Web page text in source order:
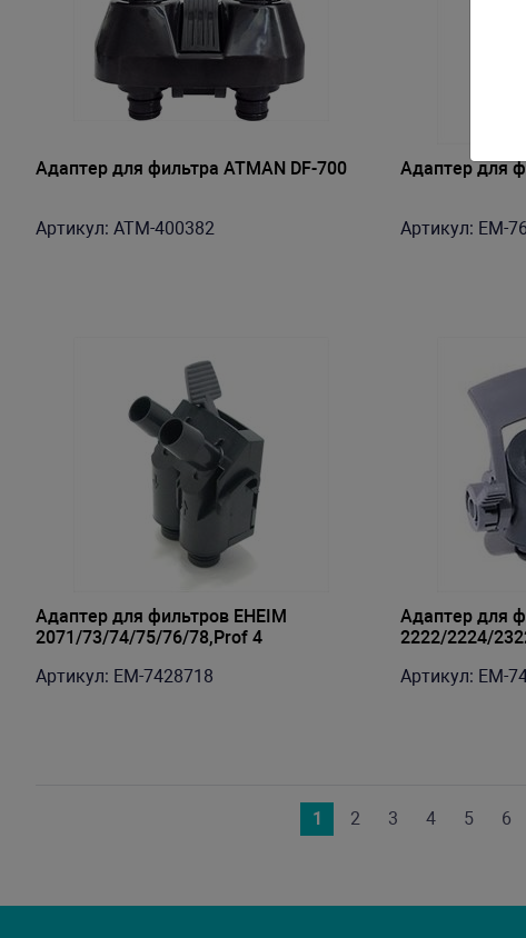
Адаптер для фильтра ATMAN DF-700
Артикул: ATM-400382
Адаптер для
Артикул: EM-
Адаптер для фильтров EHEIM
2071/73/74/75/76/78,Prof 4
Артикул: EM-7428718
Адаптер для
2222/2224/
Артикул: EM-
1 2 3 4 5 6